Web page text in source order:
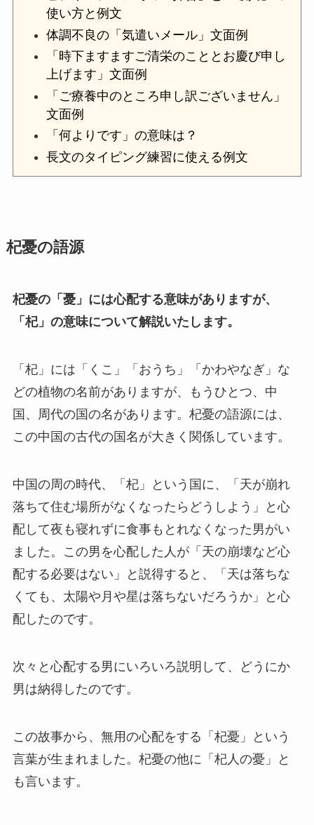
使い方と例文
体調不良の「気遣いメール」文面例
「時下ますますご清栄のこととお慶び申し
上げます」文面例
「ご療養中のところ申し訳ございません」
文面例
「何よりです」の意味は？
長文のタイピング練習に使える例文
杞憂の語源
杞憂の「憂」には心配する意味がありますが、
「杞」の意味について解説いたします。
「杞」には「くこ」「おうち」「かわやなぎ」な
どの植物の名前がありますが、もうひとつ、中
国、周代の国の名があります。杞憂の語源には、
この中国の古代の国名が大きく関係しています。
中国の周の時代、「杞」という国に、「天が崩れ
落ちて住む場所がなくなったらどうしよう」と心
配して夜も寝れずに食事もとれなくなった男がい
ました。この男を心配した人が「天の崩壊など心
配する必要はない」と説得すると、「天は落ちな
くても、太陽や月や星は落ちないだろうか」と心
配したのです。
次々と心配する男にいろいろ説明して、どうにか
男は納得したのです。
この故事から、無用の心配をする「杞憂」という
言葉が生まれました。杞憂の他に「杞人の憂」と
も言います。